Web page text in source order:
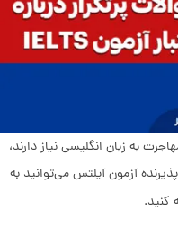
به زبان انگلیسی نیاز دارند،
آزمون آیلتس می‌توانید به
کنید.